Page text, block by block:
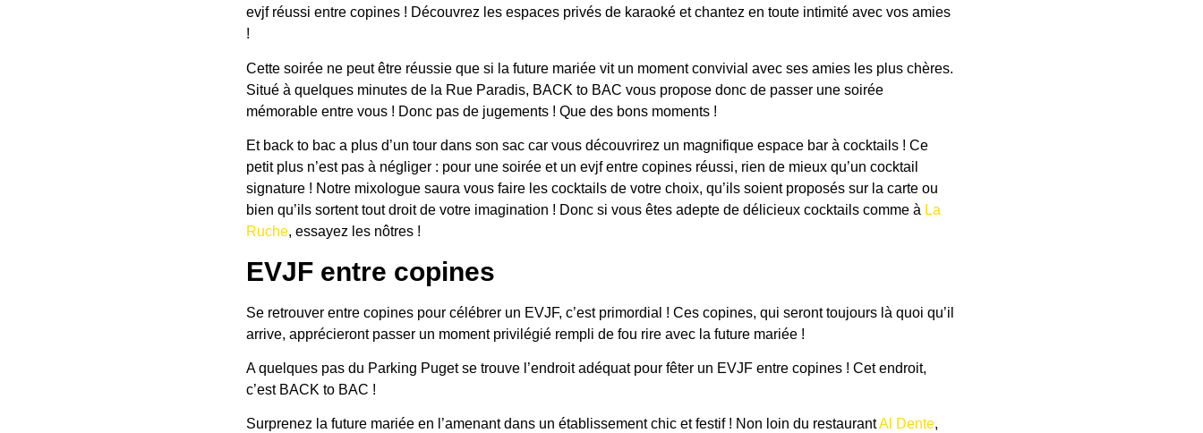
evjf réussi entre copines ! Découvrez les espaces privés de karaoké et chantez en toute intimité avec vos amies
!
Cette soirée ne peut être réussie que si la future mariée vit un moment convivial avec ses amies les plus chères.
Situé à quelques minutes de la Rue Paradis, BACK to BAC vous propose donc de passer une soirée
mémorable entre vous ! Donc pas de jugements ! Que des bons moments !
Et back to bac a plus d’un tour dans son sac car vous découvrirez un magnifique espace bar à cocktails ! Ce
petit plus n’est pas à négliger : pour une soirée et un evjf entre copines réussi, rien de mieux qu’un cocktail
signature ! Notre mixologue saura vous faire les cocktails de votre choix, qu’ils soient proposés sur la carte ou
bien qu’ils sortent tout droit de votre imagination ! Donc si vous êtes adepte de délicieux cocktails comme à La
Ruche, essayez les nôtres !
EVJF entre copines
Se retrouver entre copines pour célébrer un EVJF, c’est primordial ! Ces copines, qui seront toujours là quoi qu’il
arrive, apprécieront passer un moment privilégié rempli de fou rire avec la future mariée !
A quelques pas du Parking Puget se trouve l’endroit adéquat pour fêter un EVJF entre copines ! Cet endroit,
c’est BACK to BAC !
Surprenez la future mariée en l’amenant dans un établissement chic et festif ! Non loin du restaurantAl Dente,